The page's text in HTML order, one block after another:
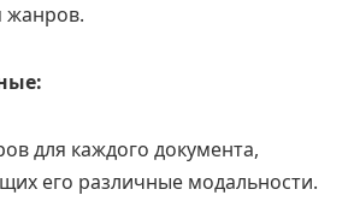
жанров.
для каждого документа,
его различные модальности.